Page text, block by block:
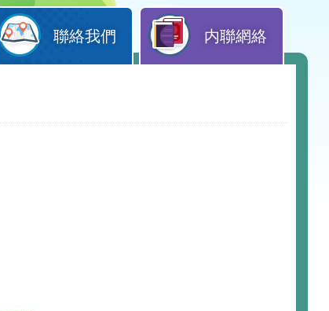
聯絡我們 内聯網絡